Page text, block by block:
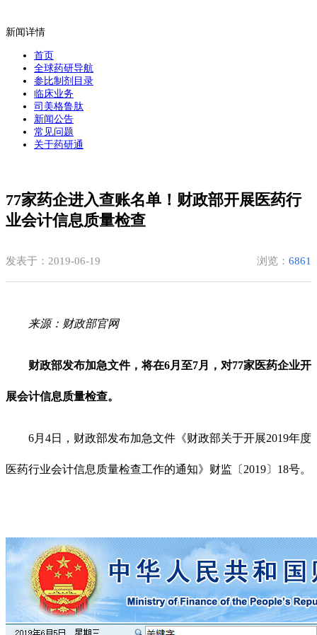
新闻详情
首页
全球药研导航
参比制剂目录
临床业务
司美格鲁肽
新闻公告
常见问题
关于药研通
77家药企进入查账名单！财政部开展医药行
业会计信息质量检查
发表于：2019-06-19 浏览： 6861
来源：财政部官网
财政部发布加急文件，将在6月至7月，对77家医药企业开
展会计信息质量检查。
6月4日，财政部发布加急文件《财政部关于开展2019年度
医药行业会计信息质量检查工作的通知》财监〔2019〕18号。